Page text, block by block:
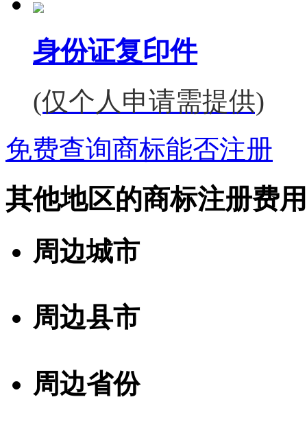
身份证复印件
(仅个人申请需提供)
免费查询商标能否注册
其他地区的商标注册费用
周边城市
周边县市
周边省份